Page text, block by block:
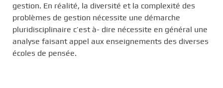
gestion. En réalité, la diversité et la complexité des
problèmes de gestion nécessite une démarche
pluridisciplinaire c’est à- dire nécessite en général une
analyse faisant appel aux enseignements des diverses
écoles de pensée.